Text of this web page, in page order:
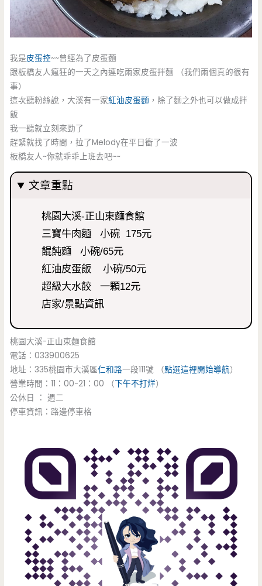
我是皮蛋控~~曾經為了皮蛋麵
跟板橋友人瘋狂的一天之內連吃兩家皮蛋拌麵 （我們兩個真的很有
事）
這次聽粉絲說，大溪有一家紅油皮蛋麵 ，除了麵之外也可以做成拌
飯
我一聽就立刻來勁了
趕緊就找了時間，拉了Melody在平日衝了一波
板橋友人~你就乖乖上班去吧~~
文章重點
桃園大溪-正山東麵食館
三寶牛肉麵 小碗 175元
餛飩麵 小碗/65元
紅油皮蛋飯 小碗/50元
超級大水餃 一顆12元
店家/景點資訊
桃園大溪-正山東麵食館
電話：033900625
地址：335桃園市大溪區仁和路一段111號 （點選這裡開始導航）
營業時間：11：00-21：00 （下午不打烊）
公休日 ： 週二
停車資訊：路邊停車格